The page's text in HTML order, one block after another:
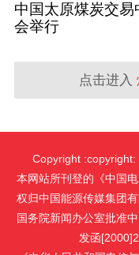
中国太原煤炭交
会举行
点击进入
Copyright
本网站所刊登的《中国
权归中国能源传媒集团
国务院新闻办公室批准
发函